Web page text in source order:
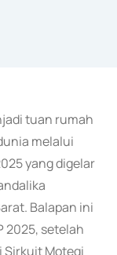
tuan rumah
melalui
yang digelar
Balapan ini
2025, setelah
Sirkuit Motegi